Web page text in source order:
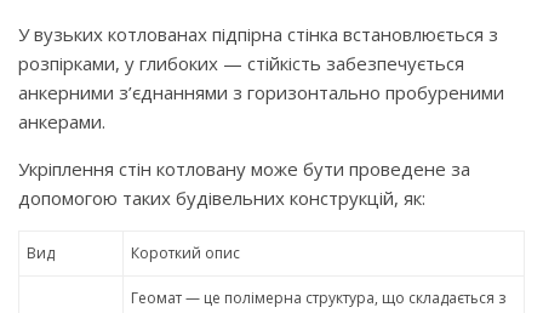
У вузьких котлованах підпірна стінка встановлюється з
розпірками, у глибоких — стійкість забезпечується
анкерними з’єднаннями з горизонтально пробуреними
анкерами.
Укріплення стін котловану може бути проведене за
допомогою таких будівельних конструкцій, як:
Вид Короткий опис
Геомат — це полімерна структура, що складається з